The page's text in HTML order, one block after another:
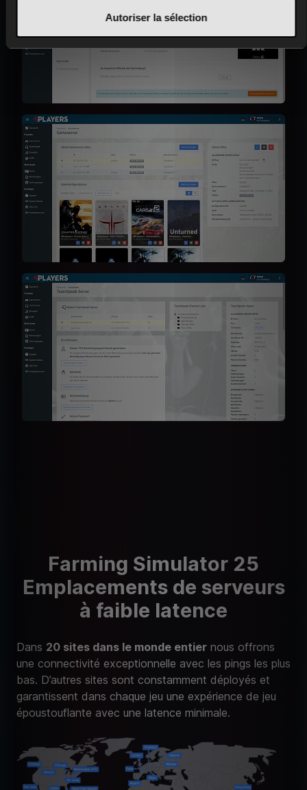
Autoriser la sélection
Farming Simulator 25
Emplacements de serveurs
à faible latence
Dans 20 sites dans le monde entier nous offrons
une connectivité exceptionnelle avec les pings les plus
bas. D’autres sites sont constamment déployés et
garantissent dans chaque jeu une expérience de jeu
époustouflante avec une latence minimale.